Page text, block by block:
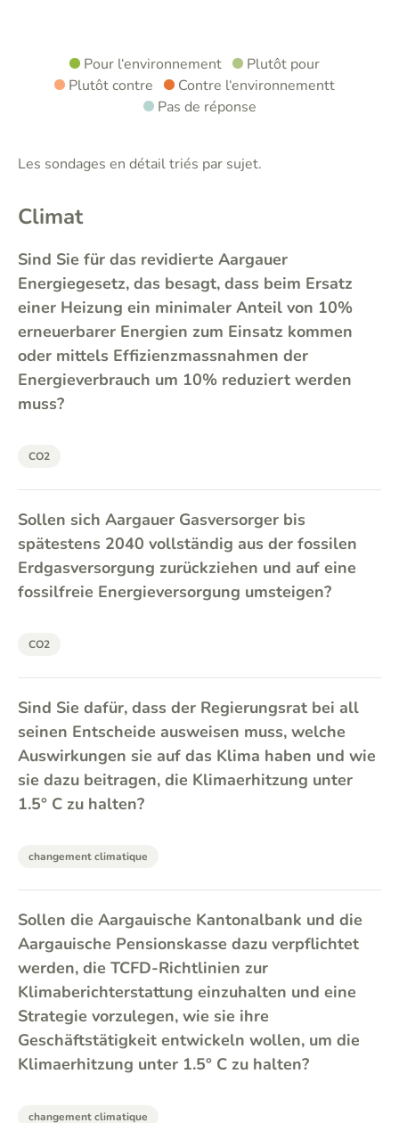
Pour l‘environnement
Plutôt pour
Plutôt contre
Contre l‘environnementt
Pas de réponse
Les sondages en détail triés par sujet.
Climat
Sind Sie für das revidierte Aargauer
Energiegesetz, das besagt, dass beim Ersatz
einer Heizung ein minimaler Anteil von 10%
erneuerbarer Energien zum Einsatz kommen
oder mittels Effizienzmassnahmen der
Energieverbrauch um 10% reduziert werden
muss?
CO2
Sollen sich Aargauer Gasversorger bis
spätestens 2040 vollständig aus der fossilen
Erdgasversorgung zurückziehen und auf eine
fossilfreie Energieversorgung umsteigen?
CO2
Sind Sie dafür, dass der Regierungsrat bei all
seinen Entscheide ausweisen muss, welche
Auswirkungen sie auf das Klima haben und wie
sie dazu beitragen, die Klimaerhitzung unter
1.5° C zu halten?
changement climatique
Sollen die Aargauische Kantonalbank und die
Aargauische Pensionskasse dazu verpflichtet
werden, die TCFD-Richtlinien zur
Klimaberichterstattung einzuhalten und eine
Strategie vorzulegen, wie sie ihre
Geschäftstätigkeit entwickeln wollen, um die
Klimaerhitzung unter 1.5° C zu halten?
changement climatique